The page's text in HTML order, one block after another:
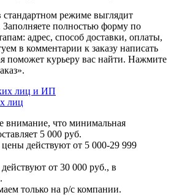
стандартном режиме выглядит
полностью форму по
адрес, способ доставки, оплаты,
в комментарии к заказу написать
поможет курьеру вас найти. Нажмите
лиц и ИП
лиц
внимание, что минимальная
5 000 руб.
действуют от 5 000-29 999
от 30 000 руб., в
только на р/с компании.